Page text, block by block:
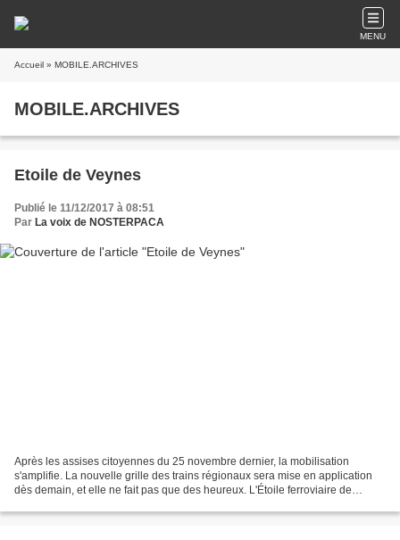
MENU
Accueil » MOBILE.ARCHIVES
MOBILE.ARCHIVES
Etoile de Veynes
Publié le 11/12/2017 à 08:51
Par La voix de NOSTERPACA
Après les assises citoyennes du 25 novembre dernier, la mobilisation
s'amplifie. La nouvelle grille des trains régionaux sera mise en application
dès demain, et elle ne fait pas que des heureux. L'Étoile ferroviaire de